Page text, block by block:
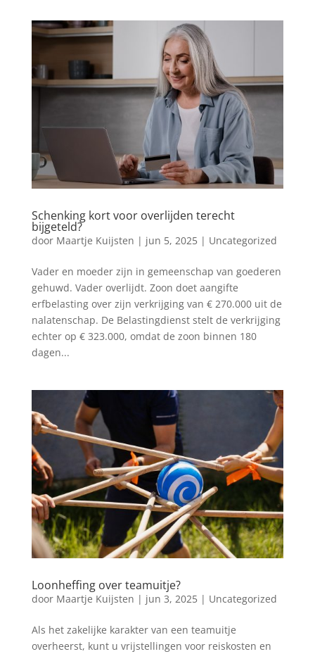
Schenking kort voor overlijden terecht
bijgeteld?
door Maartje Kuijsten | jun 5, 2025| Uncategorized
Vader en moeder zijn in gemeenschap van goederen
gehuwd. Vader overlijdt. Zoon doet aangifte
erfbelasting over zijn verkrijging van € 270.000 uit de
nalatenschap. De Belastingdienst stelt de verkrijging
echter op € 323.000, omdat de zoon binnen 180
dagen...
Loonheffing over teamuitje?
door Maartje Kuijsten | jun 3, 2025| Uncategorized
Als het zakelijke karakter van een teamuitje
overheerst, kunt u vrijstellingen voor reiskosten en